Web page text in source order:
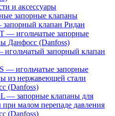
и аксессуары
запорные клапаны
клапан Ридан
— игольчатые запорные
Данфосс (Danfoss)
запорный клапан
— игольчатые запорные
из нержавеющей стали
(Danfoss)
— запорные клапаны для
при малом перепаде давления
(Danfoss)